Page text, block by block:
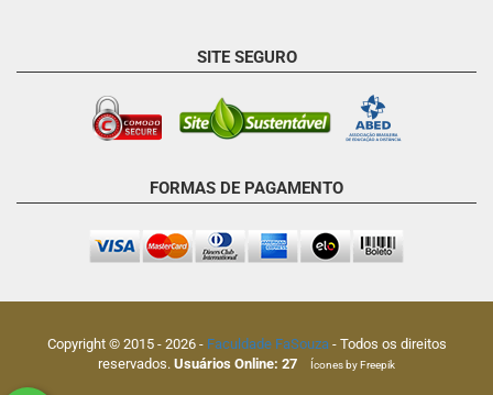
SITE SEGURO
FORMAS DE PAGAMENTO
Copyright © 2015 - 2026- Faculdade FaSouza- Todos os direitos
reservados. Usuários Online: 27 Ícones by Freepik